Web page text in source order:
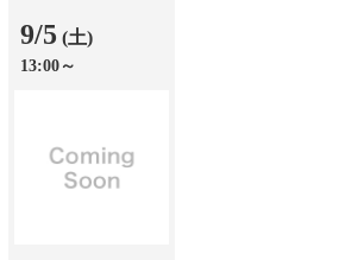
9/5 (土)
13:00～